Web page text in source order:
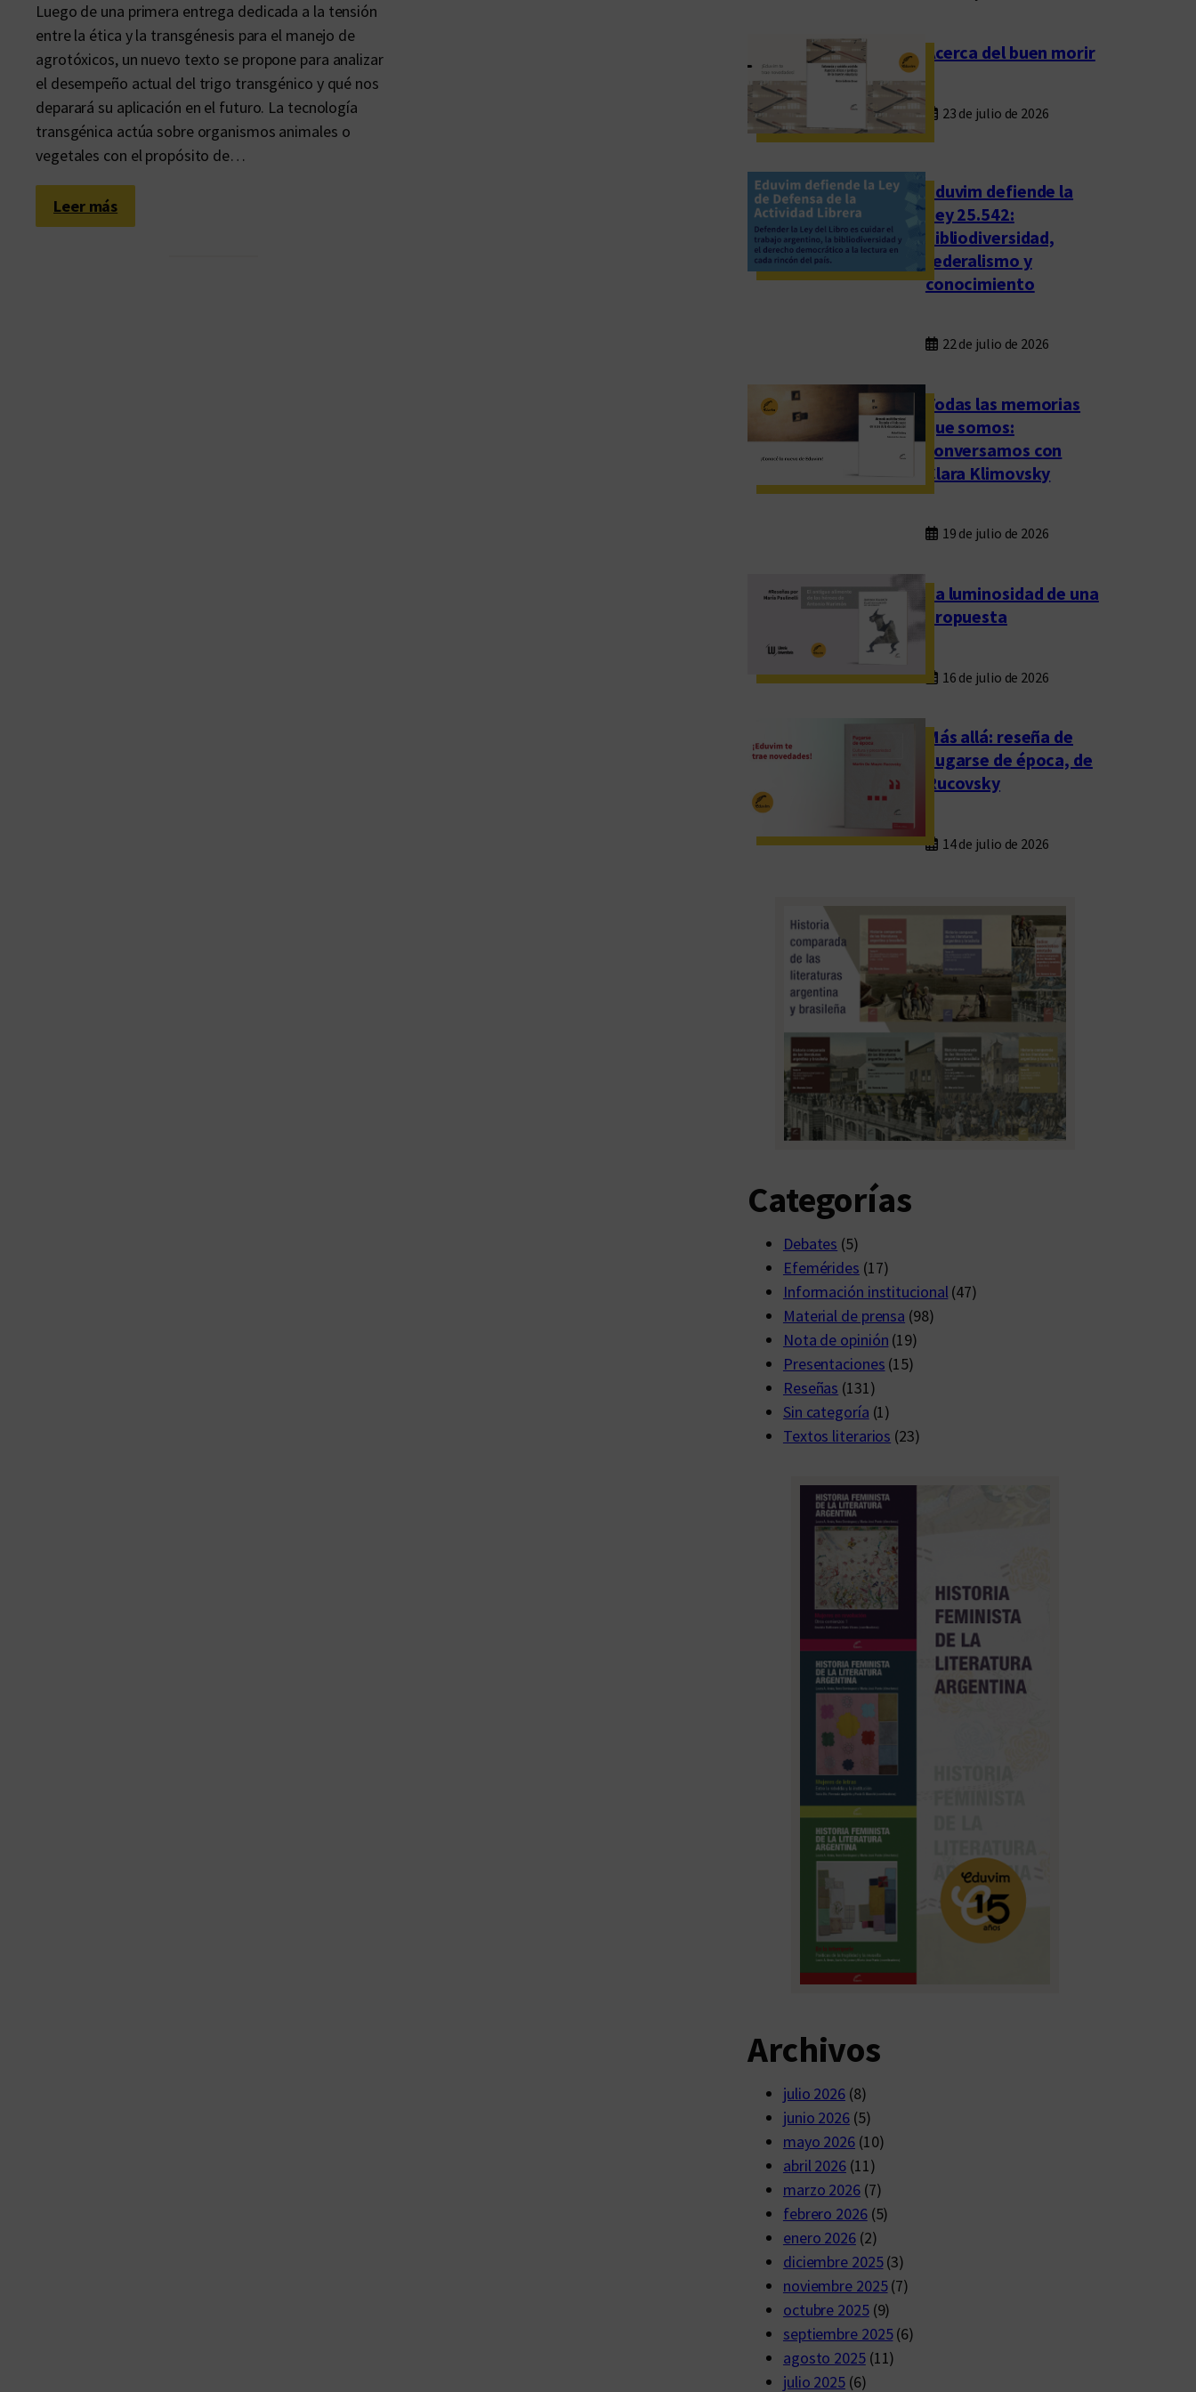
Luego de una primera entrega dedicada a la tensión
entre la ética y la transgénesis para el manejo de
agrotóxicos, un nuevo texto se propone para analizar
el desempeño actual del trigo transgénico y qué nos
deparará su aplicación en el futuro. La tecnología
transgénica actúa sobre organismos animales o
vegetales con el propósito de…
Leer más:
T
Acerca del buen morir
23 de julio de 2026
Eduvim defiende la
Ley 25.542:
bibliodiversidad,
federalismo y
conocimiento
22 de julio de 2026
Todas las memorias
que somos:
conversamos con
Clara Klimovsky
19 de julio de 2026
La luminosidad de una
propuesta
16 de julio de 2026
Más allá: reseña de
Fugarse de época, de
Rucovsky
14 de julio de 2026
Categorías
Debates (5)
Efemérides (17)
Información institucional(47)
Material de prensa (98)
Nota de opinión (19)
Presentaciones (15)
Reseñas (131)
Sin categoría (1)
Textos literarios (23)
Archivos
julio 2026(8)
junio 2026(5)
mayo 2026 (10)
abril 2026(11)
marzo 2026(7)
febrero 2026(5)
enero 2026(2)
diciembre 2025(3)
noviembre 2025(7)
octubre 2025(9)
septiembre 2025(6)
agosto 2025(11)
julio 2025(6)